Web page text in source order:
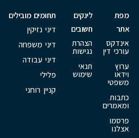
מפת
אתר
אינדקס
עורכי דין
ערוץ
וידאו
משפטי
כתבות
ומאמרים
פרסמו
אצלנו
לינקים
חשובים
הצהרת
נגישות
תנאי
שימוש
תחומים מובילים
דיני נזיקין
דיני משפחה
דיני עבודה
פלילי
קניין רוחני